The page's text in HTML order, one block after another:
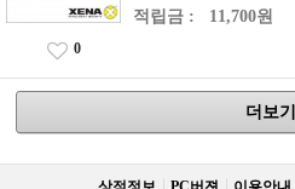
적립금 : 11,700원
0
더보기